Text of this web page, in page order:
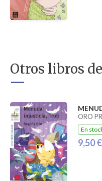
Otros libros
ORO
En
9,50 €